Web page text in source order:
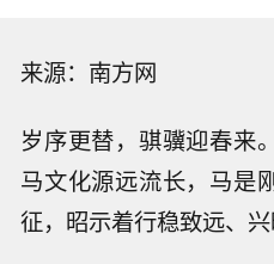
来源：南方网
岁序更替，骐骥迎春来
马文化源远流长，马是
征，昭示着行稳致远、兴